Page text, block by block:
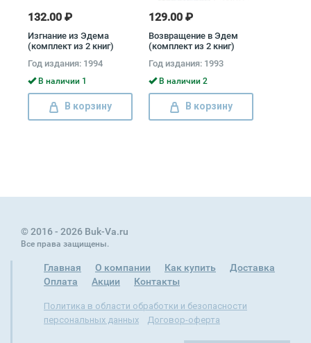
132.00 ₽
Изгнание из Эдема
(комплект из 2 книг)
Год издания: 1994
В наличии 1
В корзину
129.00 ₽
Возвращение в Эдем
(комплект из 2 книг)
Год издания: 1993
В наличии 2
В корзину
© 2016 - 2026 Buk-Va.ru
Все права защищены.
Главная О компании Как купить
Доставка
Оплата
Акции Контакты
Политика в области обработки и безопасности
персональных данных
Договор-оферта